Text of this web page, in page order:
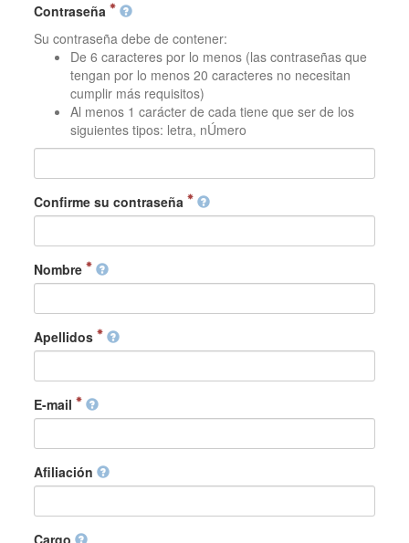
Contraseña
Su contraseña debe de contener:
De 6 caracteres por lo menos (las contraseñas que
tengan por lo menos 20 caracteres no necesitan
cumplir más requisitos)
Al menos 1 carácter de cada tiene que ser de los
siguientes tipos: letra, nÚmero
Confirme su contraseña
Nombre
Apellidos
E-mail
Afiliación
Cargo